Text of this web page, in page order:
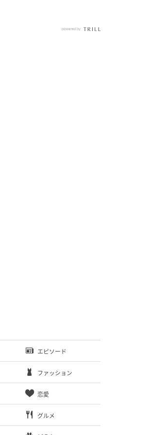
エピソード
ファッション
恋愛
グルメ